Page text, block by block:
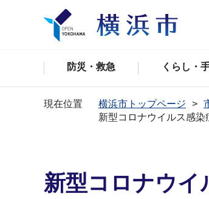
防災・救急 くらし・
現在位置 横浜市トップページ
新型コロナウイルス感
新型コロナウイ